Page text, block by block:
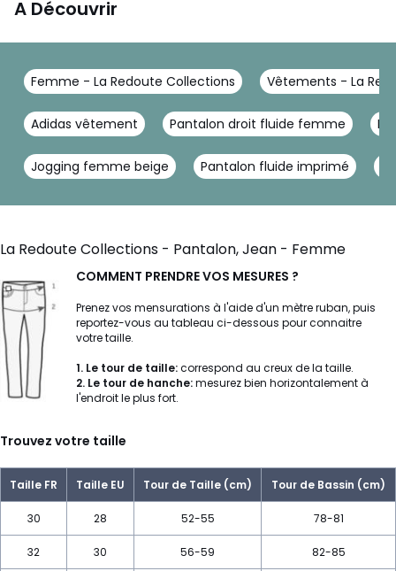
A Découvrir
Femme - La Redoute Collections Vêtements - La
Adidas vêtement Pantalon droit fluide femme
Jogging femme beige Pantalon fluide imprimé
La Redoute Collections - Pantalon, Jean - Femme
COMMENT PRENDRE VOS MESURES ?
Prenez vos mensurations à l'aide d'un mètre ruban, puis
reportez-vous au tableau ci-dessous pour connaitre
votre taille.
1. Le tour de taille:correspond au creux de la taille.
2. Le tour de hanche:mesurez bien horizontalement à
l'endroit le plus fort.
Trouvez votre taille
Taille FR Taille EU Tour de Taille (cm) Tour de Bassin (cm)
30 28 52-55 78-81
32 30 56-59 82-85